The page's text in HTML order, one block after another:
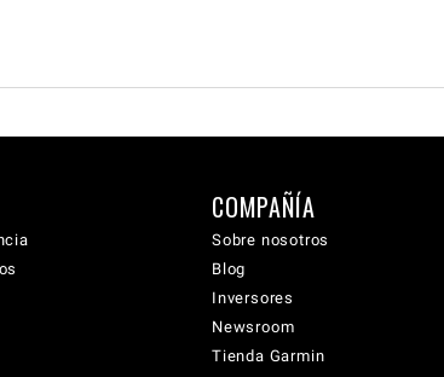
COMPAÑÍA
Sobre nosotros
Blog
Inversores
Newsroom
Tienda Garmin